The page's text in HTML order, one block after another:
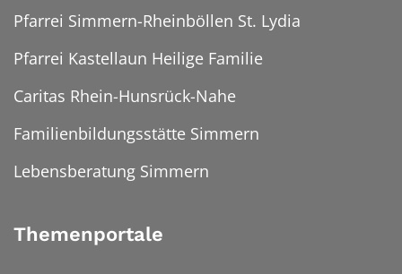
Pfarrei Simmern-Rheinböllen St. Lydia
Pfarrei Kastellaun Heilige Familie
Caritas Rhein-Hunsrück-Nahe
Familienbildungsstätte Simmern
Lebensberatung Simmern
Themenportale